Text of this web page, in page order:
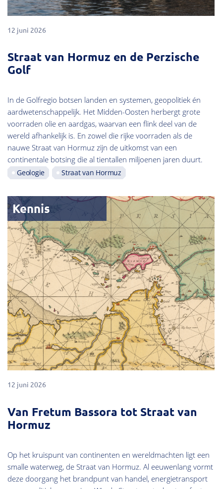
12 juni 2026
Straat van Hormuz en de Perzische
Golf
In de Golfregio botsen landen en systemen, geopolitiek én
aardwetenschappelijk. Het Midden-Oosten herbergt grote
voorraden olie en aardgas, waarvan een flink deel van de
wereld afhankelijk is. En zowel die rijke voorraden als de
nauwe Straat van Hormuz zijn de uitkomst van een
continentale botsing die al tientallen miljoenen jaren duurt.
Geologie Straat van Hormuz
Kennis
12 juni 2026
Van Fretum Bassora tot Straat van
Hormuz
Op het kruispunt van continenten en wereldmachten ligt een
smalle waterweg, de Straat van Hormuz. Al eeuwenlang vormt
deze doorgang het brandpunt van handel, energietransport